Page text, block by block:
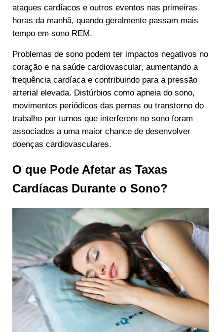
ataques cardíacos e outros eventos nas primeiras
horas da manhã, quando geralmente passam mais
tempo em sono REM.
Problemas de sono podem ter impactos negativos no
coração e na saúde cardiovascular, aumentando a
frequência cardíaca e contribuindo para a pressão
arterial elevada. Distúrbios como apneia do sono,
movimentos periódicos das pernas ou transtorno do
trabalho por turnos que interferem no sono foram
associados a uma maior chance de desenvolver
doenças cardiovasculares.
O que Pode Afetar as Taxas
Cardíacas Durante o Sono?